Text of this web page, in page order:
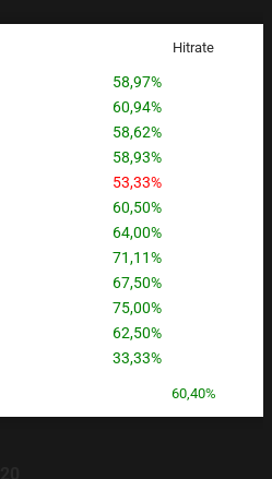
Hitrate
58,97%
60,94%
58,62%
58,93%
53,33%
60,50%
64,00%
71,11%
67,50%
75,00%
62,50%
33,33%
60,40%